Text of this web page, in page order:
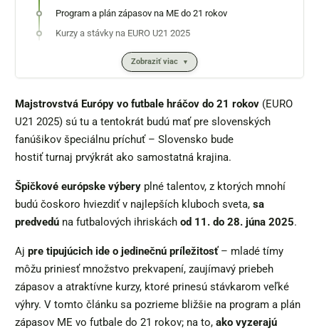
Program a plán zápasov na ME do 21 rokov
Kurzy a stávky na EURO U21 2025
Zobraziť viac
Majstrovstvá Európy vo futbale hráčov do 21 rokov (EURO
U21 2025) sú tu a tentokrát budú mať pre slovenských
fanúšikov špeciálnu príchuť – Slovensko bude
hostiť turnaj prvýkrát ako samostatná krajina.
Špičkové európske výbery plné talentov, z ktorých mnohí
budú čoskoro hviezdiť v najlepších kluboch sveta, sa
predvedú na futbalových ihriskách od 11. do 28. júna 2025.
Aj pre tipujúcich ide o jedinečnú príležitosť– mladé tímy
môžu priniesť množstvo prekvapení, zaujímavý priebeh
zápasov a atraktívne kurzy, ktoré prinesú stávkarom veľké
výhry. V tomto článku sa pozrieme bližšie na program a plán
zápasov ME vo futbale do 21 rokov; na to, ako vyzerajú